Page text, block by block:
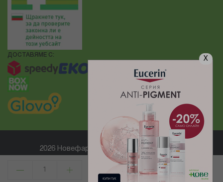
X
КУПИ
ДОСТАВЯМЕ С:
2026 Новефарм ® Всички права запазени
Електронен магазин